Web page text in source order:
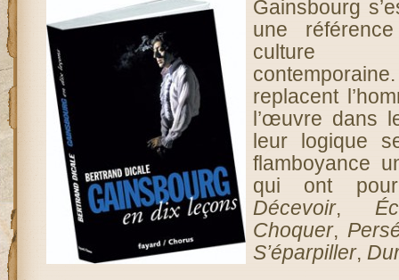
Gainsbourg
une
culture
replacent
l’œuvre dans
leur logique
flamboyance
qui ont
Décevoir,
Choquer,
S’éparpiller,